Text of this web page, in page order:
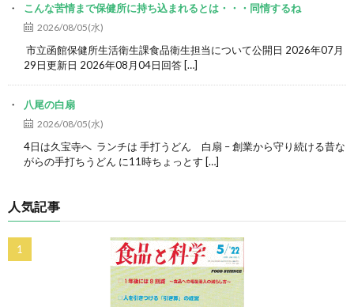
こんな苦情まで保健所に持ち込まれるとは・・・同情するね
2026/08/05(水)
市立函館保健所生活衛生課食品衛生担当について公開日 2026年07月
29日更新日 2026年08月04日回答 […]
八尾の白扇
2026/08/05(水)
4日は久宝寺へ ランチは 手打うどん 白扇 – 創業から守り続ける昔な
がらの手打ちうどん に11時ちょっとす […]
人気記事